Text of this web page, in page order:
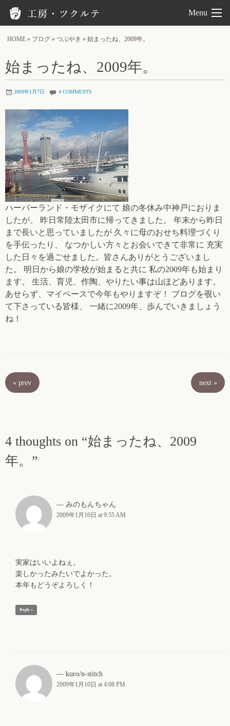
Menu
HOME » ブログ » つぶやき » 始まったね、2009年。
始まったね、2009年。
2009年1月7日 4 COMMENTS
ハーバーランド・モザイクにて 娘の冬休み中神戸におりま
したが、 昨日常陸太田市に帰ってきました。 年末から昨日
まで長いと思っていましたが 久々に母のおせち料理づくり
を手伝ったり、 なつかしい方々とお会いできて非常に 充実
した日々を過ごせました。皆さんありがとうございまし
た。 明日から娘の学校が始まると共に 私の2009年も始まり
ます。 生活、育児、作陶、やりたい事は山ほどあります。
あせらず、マイペースで今年もやりますぞ！ ブログを覗い
て下さっている皆様、 一緒に2009年、歩んでいきましょう
ね！
« prev next »
4 thoughts on “始まったね、2009
年。”
みのもんちゃん
2009年1月10日 at 9:55 AM
実家はいいよねぇ。
楽しかったみたいでよかった。
本年もどうぞよろしく！
Reply »
kuro/n-stitch
2009年1月10日 at 4:08 PM